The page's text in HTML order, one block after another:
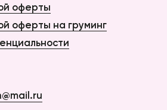
оферты
оферты на груминг